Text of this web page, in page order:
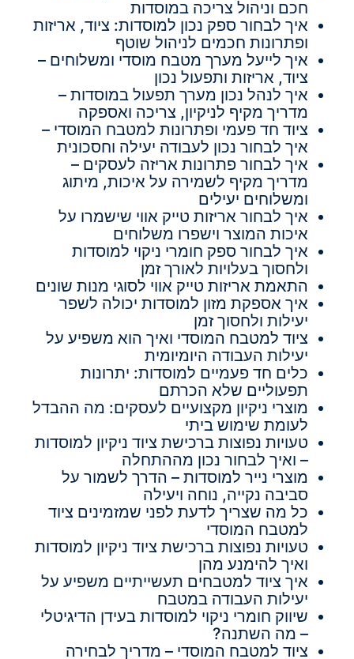
חכם וניהול צריכה במוסדות
איך לבחור ספק נכון למוסדות: ציוד, אריזות
ופתרונות חכמים לניהול שוטף
איך לייעל מערך מטבח מוסדי ומשלוחים –
ציוד, אריזות ותפעול נכון
איך לנהל נכון מערך תפעול במוסדות –
מדריך מקיף לניקיון, צריכה ואספקה
ציוד חד פעמי ופתרונות למטבח המוסדי –
איך לבחור נכון לעבודה יעילה וחסכונית
איך לבחור פתרונות אריזה לעסקים –
מדריך מקיף לשמירה על איכות, מיתוג
ומשלוחים יעילים
איך לבחור אריזות טייק אווי שישמרו על
איכות המוצר וישפרו משלוחים
איך לבחור ספק חומרי ניקוי למוסדות
ולחסוך בעלויות לאורך זמן
התאמת אריזות טייק אווי לסוגי מנות שונים
איך אספקת מזון למוסדות יכולה לשפר
יעילות ולחסוך זמן
ציוד למטבח המוסדי ואיך הוא משפיע על
יעילות העבודה היומיומית
כלים חד פעמיים למוסדות: יתרונות
תפעוליים שלא הכרתם
מוצרי ניקיון מקצועיים לעסקים: מה ההבדל
לעומת שימוש ביתי
טעויות נפוצות ברכישת ציוד ניקיון למוסדות
– ואיך לבחור נכון מההתחלה
מוצרי נייר למוסדות – הדרך לשמור על
סביבה נקייה, נוחה ויעילה
כל מה שצריך לדעת לפני שמזמינים ציוד
למטבח המוסדי
טעויות נפוצות ברכישת ציוד ניקיון למוסדות
ואיך להימנע מהן
איך ציוד למטבחים תעשייתיים משפיע על
יעילות העבודה במטבח
שיווק חומרי ניקוי למוסדות בעידן הדיגיטלי
– מה השתנה?
ציוד למטבח המוסדי – מדריך לבחירה